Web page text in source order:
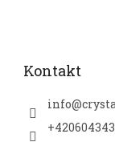
Kontakt
info@